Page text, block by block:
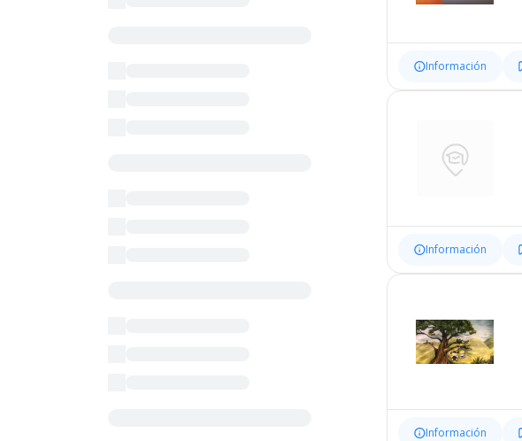
Información
Información
Información